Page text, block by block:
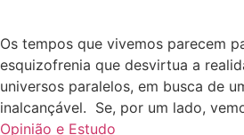
Os tempos que vivemos parecem
esquizofrenia que desvirtua a
universos paralelos, em busca de
inalcançável. Se, por um lado,
Opinião e Estudo